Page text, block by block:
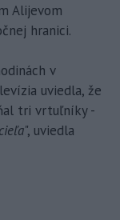
Alijevom
hranici.
v
uviedla, že
tri vrtuľníky -
", uviedla